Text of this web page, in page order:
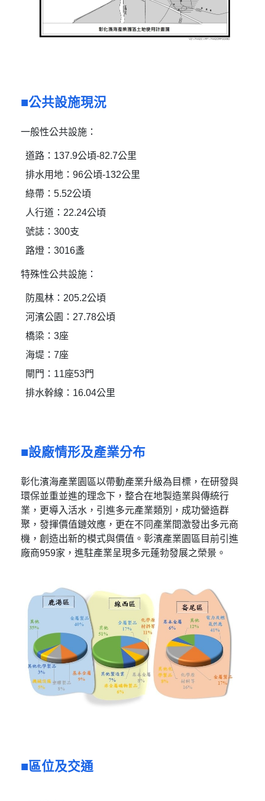
公共設施現況
一般性公共設施：
道路：137.9公頃-82.7公里
排水用地：96公頃-132公里
綠帶：5.52公頃
人行道：22.24公頃
號誌：300支
路燈：3016盞
特殊性公共設施：
防風林：205.2公頃
河濱公園：27.78公頃
橋梁：3座
海堤：7座
閘門：11座53門
排水幹線：16.04公里
設廠情形及產業分布
彰化濱海產業園區以帶動產業升級為目標，在研發與
環保並重並進的理念下，整合在地製造業與傳統行
業，更導入活水，引進多元產業類別，成功營造群
聚，發揮價值鏈效應，更在不同產業間激發出多元商
機，創造出新的模式與價值。彰濱產業園區目前引進
廠商959家，進駐產業呈現多元蓬勃發展之榮景。
區位及交通